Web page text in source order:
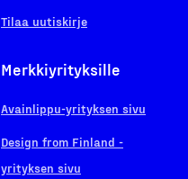
Tilaa uutiskirje
Merkkiyrityksille
Avainlippu-yrityksen sivu
Design from Finland -
yrityksen sivu